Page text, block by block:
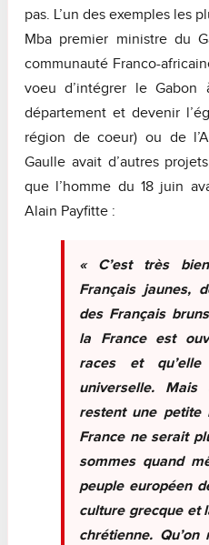
pas. L’un des exemples les
Mba premier ministre du
communauté Franco-
voeu d’intégrer le Gabon
département et devenir
région de coeur) ou de
Gaulle avait d’autres
que l’homme du 18 juin
Alain Payfitte :
« C’est très
Français jaunes,
des Français
la France est
races et
universelle. Mais
restent une petite
France ne serait
sommes quand
peuple européen
culture grecque et
chrétienne.